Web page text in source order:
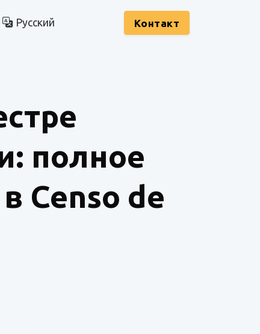
Русский Kонтакт
полное
Censo de